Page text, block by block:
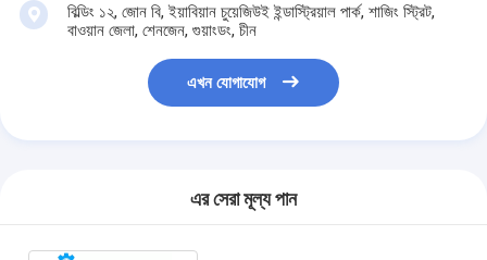
বিল্ডিং ১২, জোন বি, ইয়াবিয়ান চুয়েজিউই ইন্ডাস্ট্রিয়াল পার্ক, শাজিং স্ট্রিট,
বাওয়ান জেলা, শেনজেন, গুয়াংডং, চীন
এখন যোগাযোগ
এর সেরা মূল্য পান